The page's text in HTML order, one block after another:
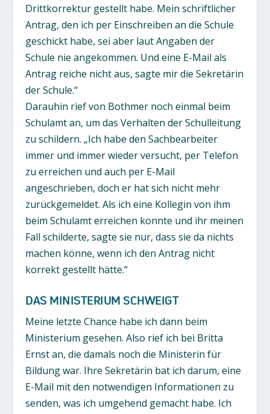
Drittkorrektur gestellt habe. Mein schriftlicher
Antrag, den ich per Einschreiben an die Schule
geschickt habe, sei aber laut Angaben der
Schule nie angekommen. Und eine E-Mail als
Antrag reiche nicht aus, sagte mir die Sekretärin
der Schule.“
Darauhin rief von Bothmer noch einmal beim
Schulamt an, um das Verhalten der Schulleitung
zu schildern. „Ich habe den Sachbearbeiter
immer und immer wieder versucht, per Telefon
zu erreichen und auch per E-Mail
angeschrieben, doch er hat sich nicht mehr
zurückgemeldet. Als ich eine Kollegin von ihm
beim Schulamt erreichen konnte und ihr meinen
Fall schilderte, sagte sie nur, dass sie da nichts
machen könne, wenn ich den Antrag nicht
korrekt gestellt hätte.“
DAS MINISTERIUM SCHWEIGT
Meine letzte Chance habe ich dann beim
Ministerium gesehen. Also rief ich bei Britta
Ernst an, die damals noch die Ministerin für
Bildung war. Ihre Sekretärin bat ich darum, eine
E-Mail mit den notwendigen Informationen zu
senden, was ich umgehend gemacht habe. Ich